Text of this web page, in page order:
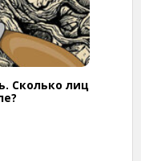
Сколько лиц